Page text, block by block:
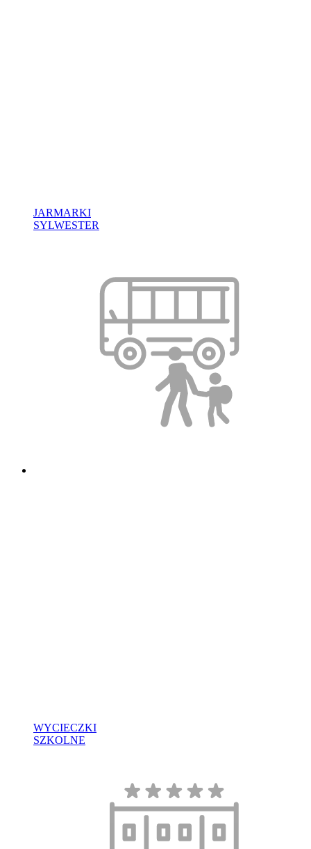
JARMARKI
SYLWESTER
WYCIECZKI
SZKOLNE